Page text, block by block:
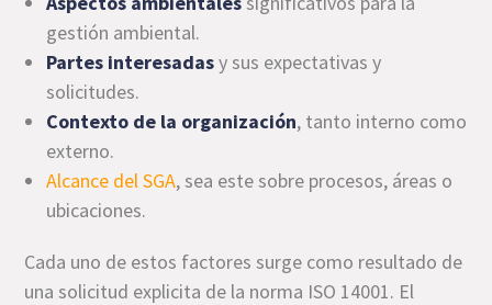
gestión ambiental.
Partes interesadasy sus expectativas y
solicitudes.
Contexto de la organización, tanto interno como
externo.
Alcance del SGA, sea este sobre procesos, áreas o
ubicaciones.
Cada uno de estos factores surge como resultado de
una solicitud explicita de la norma ISO 14001. El